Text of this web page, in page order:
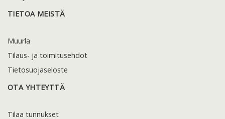
TIETOA MEISTÄ
Muurla
Tilaus- ja toimitusehdot
Tietosuojaseloste
OTA YHTEYTTÄ
Tilaa tunnukset